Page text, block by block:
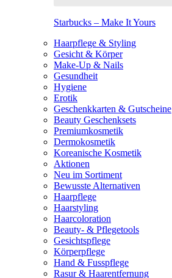
Starbucks – Make It Yours
Haarpflege & Styling
Gesicht & Körper
Make-Up & Nails
Gesundheit
Hygiene
Erotik
Geschenkkarten & Gutscheine
Beauty Geschenksets
Premiumkosmetik
Dermokosmetik
Koreanische Kosmetik
Aktionen
Neu im Sortiment
Bewusste Alternativen
Haarpflege
Haarstyling
Haarcoloration
Beauty- & Pflegetools
Gesichtspflege
Körperpflege
Hand & Fusspflege
Rasur & Haarentfernung